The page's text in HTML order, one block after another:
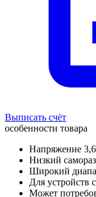
Выписать счёт
особенности товара
Напряжение
Низкий
Широкий
Для устройств
Может